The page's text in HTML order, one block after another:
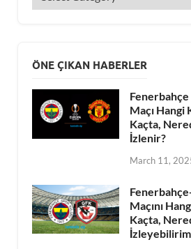
ÖNE ÇIKAN HABERLER
Maçı Hangi
Kaçta,
İzlenir?
March 11,
Maçını
Kaçta,